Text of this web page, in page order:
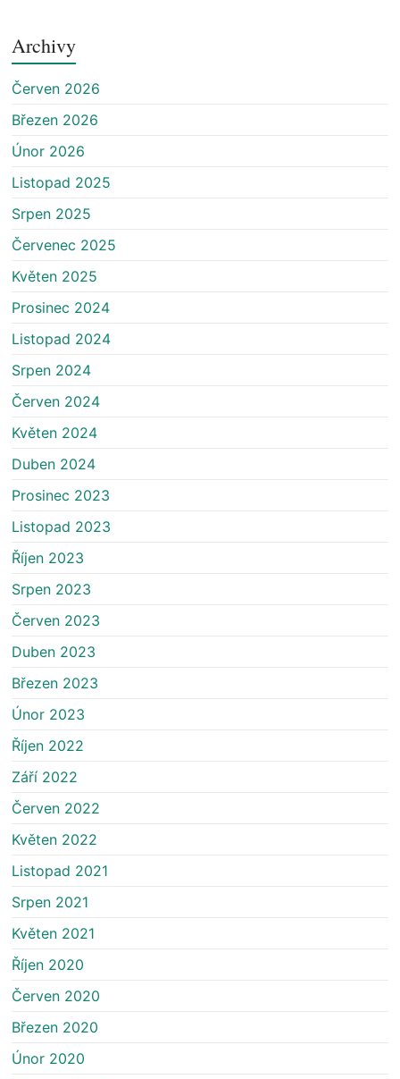
Archivy
Červen 2026
Březen 2026
Únor 2026
Listopad 2025
Srpen 2025
Červenec 2025
Květen 2025
Prosinec 2024
Listopad 2024
Srpen 2024
Červen 2024
Květen 2024
Duben 2024
Prosinec 2023
Listopad 2023
Říjen 2023
Srpen 2023
Červen 2023
Duben 2023
Březen 2023
Únor 2023
Říjen 2022
Září 2022
Červen 2022
Květen 2022
Listopad 2021
Srpen 2021
Květen 2021
Říjen 2020
Červen 2020
Březen 2020
Únor 2020